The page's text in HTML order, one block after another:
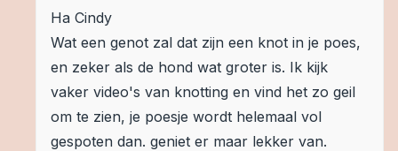
Ha Cindy
Wat een genot zal dat zijn een knot in je poes,
en zeker als de hond wat groter is. Ik kijk
vaker video's van knotting en vind het zo geil
om te zien, je poesje wordt helemaal vol
gespoten dan. geniet er maar lekker van.